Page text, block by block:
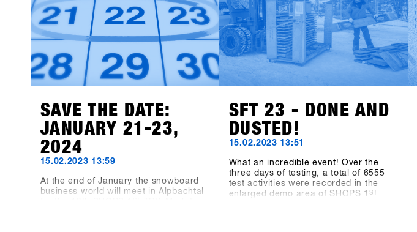
the three-day event. Last but not least,
the dimensions of the outdoor area
measuring 2400 square meters and the
indoor area measuring 1548 square
meters have as well outperformed all
"Pre-Corona" figures. The SFT is back,
bigger, better and stronger than ever
before, now known as "Clearly the
biggest snowboard-business get
SAVE THE DATE:
JANUARY 21-23,
2024
15.02.2023 13:59
At the end of January the snowboard
business world will meet in Alpbachtal
SFT 23 - DONE AND
DUSTED!
15.02.2023 13:51
What an incredible event! Over the
three days of testing, a total of 6555
test activities were recorded in the
enlarged demo area of SHOPS 1ST